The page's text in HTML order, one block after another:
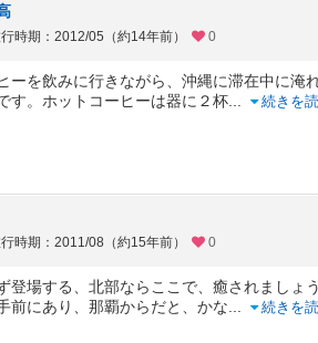
時期：2012/05（約14年前） 0
ーを飲みに行きながら、沖縄に滞在中に淹
す。ホットコーヒーは器に２杯
続きを
時期：2011/08（約15年前） 0
登場する、北部ならここで、癒されましょ
前にあり、那覇からだと、かな
続きを